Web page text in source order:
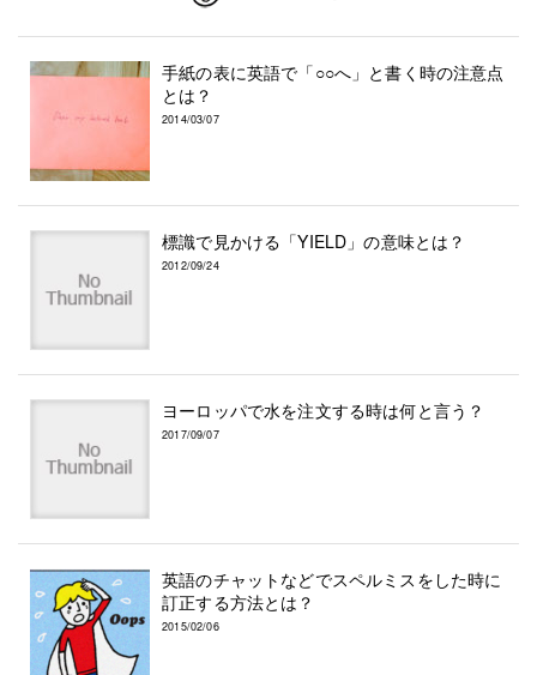
手紙の表に英語で「○○へ」と書く時の注意点
とは？
2014/03/07
標識で見かける「YIELD」の意味とは？
2012/09/24
ヨーロッパで水を注文する時は何と言う？
2017/09/07
英語のチャットなどでスペルミスをした時に
訂正する方法とは？
2015/02/06